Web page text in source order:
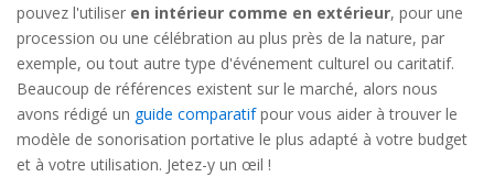
pouvez l'utiliser en intérieur comme en extérieur, pour une
procession ou une célébration au plus près de la nature, par
exemple, ou tout autre type d'événement culturel ou caritatif.
Beaucoup de références existent sur le marché, alors nous
avons rédigé un guide comparatifpour vous aider à trouver le
modèle de sonorisation portative le plus adapté à votre budget
et à votre utilisation. Jetez-y un œil !